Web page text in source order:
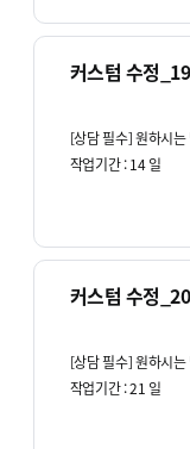
커스텀 수정_19
[상담 필수] 원하시
작업기간 :14일
커스텀 수정_20
[상담 필수] 원하시
작업기간 :21 일